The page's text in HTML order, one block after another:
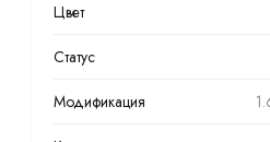
Цвет
Статус
Модификация